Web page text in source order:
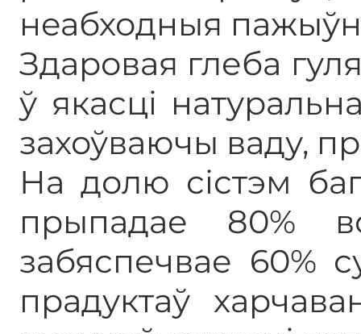
неабходныя
Здаровая глеба
ў якасці
захоўваючы ваду,
На долю сістэм
прыпадае 80%
забяспечвае 60%
прадуктаў